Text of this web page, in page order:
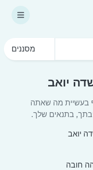
מסננים
יואב
בעשיית מה שאתה
בתנאים שלך.
חובה